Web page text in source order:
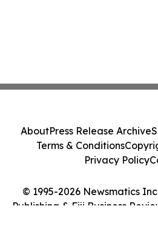
© 1995-2026 Newsmatics
Publishing & Fiji Business
AboutPress Release Archive
Terms & Conditions
Privacy Policy